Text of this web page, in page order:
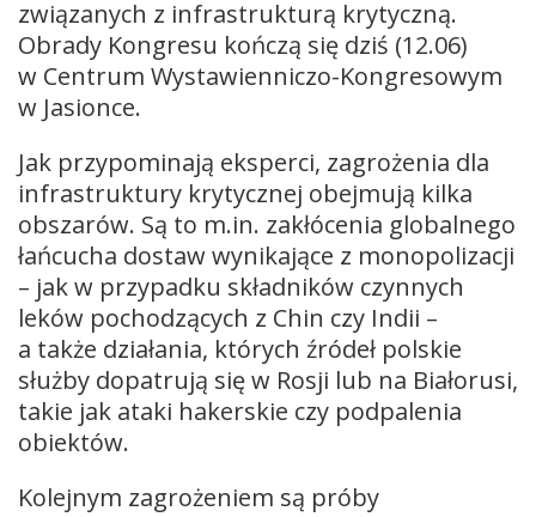
związanych z infrastrukturą krytyczną.
Obrady Kongresu kończą się dziś (12.06)
w Centrum Wystawienniczo-Kongresowym
w Jasionce.
Jak przypominają eksperci, zagrożenia dla
infrastruktury krytycznej obejmują kilka
obszarów. Są to m.in. zakłócenia globalnego
łańcucha dostaw wynikające z monopolizacji
– jak w przypadku składników czynnych
leków pochodzących z Chin czy Indii –
a także działania, których źródeł polskie
służby dopatrują się w Rosji lub na Białorusi,
takie jak ataki hakerskie czy podpalenia
obiektów.
Kolejnym zagrożeniem są próby